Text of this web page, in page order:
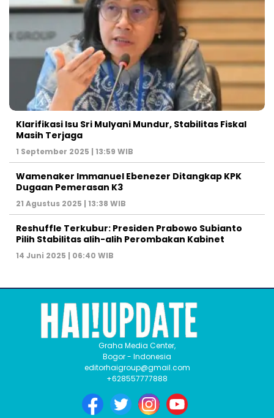
Klarifikasi Isu Sri Mulyani Mundur, Stabilitas Fiskal
Masih Terjaga
1 September 2025 | 13:59 WIB
Wamenaker Immanuel Ebenezer Ditangkap KPK
Dugaan Pemerasan K3
21 Agustus 2025 | 13:38 WIB
Reshuffle Terkubur: Presiden Prabowo Subianto
Pilih Stabilitas alih-alih Perombakan Kabinet
14 Juni 2025 | 06:40 WIB
Graha Media Center,
Bogor - Indonesia
editorhaigroup@gmail.com
+628557777888